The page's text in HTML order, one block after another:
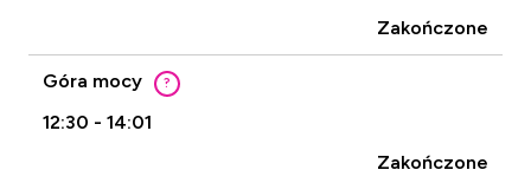
Zakończone
Góra mocy ?
12:30 - 14:01
Zakończone